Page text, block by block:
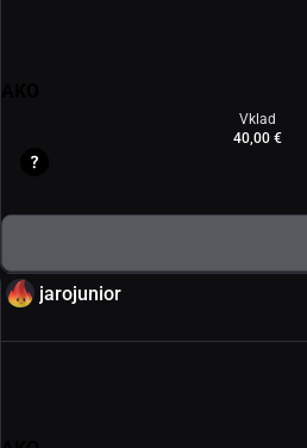
Vklad
40,00 €
jarojunior